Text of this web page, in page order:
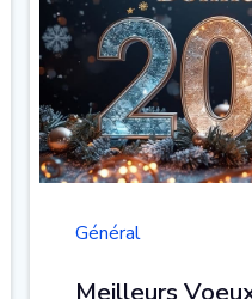
Général
Meilleurs